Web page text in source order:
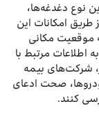
نوع دغدغه‌ها،
طریق امکانات این
موقعیت مکانی
مرتبط با
شرکت‌های بیمه
صحت ادعای
کنند.